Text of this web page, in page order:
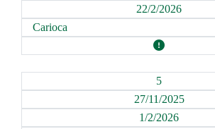
22/2/2026
Carioca
5
27/11/2025
1/2/2026